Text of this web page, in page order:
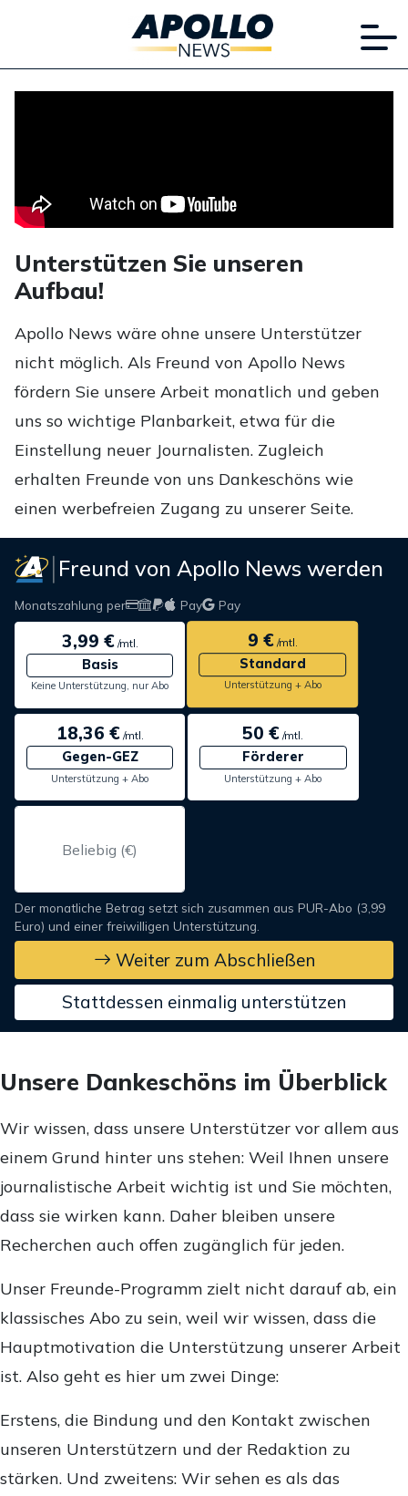
Unterstützen Sie unseren
Aufbau!
Apollo News wäre ohne unsere Unterstützer
nicht möglich. Als Freund von Apollo News
fördern Sie unsere Arbeit monatlich und geben
uns so wichtige Planbarkeit, etwa für die
Einstellung neuer Journalisten. Zugleich
erhalten Freunde von uns Dankeschöns wie
einen werbefreien Zugang zu unserer Seite.
Freund von Apollo News werden
Monatszahlung per Pay Pay
3,99 €/mtl.
Basis
Keine Unterstützung, nur Abo
9 €/mtl.
Standard
Unterstützung + Abo
18,36 €/mtl.
Gegen-GEZ
Unterstützung + Abo
50 € /mtl.
Förderer
Unterstützung + Abo
Der monatliche Betrag setzt sich zusammen aus PUR-Abo (3,99
Euro) und einer freiwilligen Unterstützung.
Weiter zum Abschließen
Stattdessen einmalig unterstützen
Unsere Dankeschöns im Überblick
Wir wissen, dass unsere Unterstützer vor allem aus
einem Grund hinter uns stehen: Weil Ihnen unsere
journalistische Arbeit wichtig ist und Sie möchten,
dass sie wirken kann. Daher bleiben unsere
Recherchen auch offen zugänglich für jeden.
Unser Freunde-Programm zielt nicht darauf ab, ein
klassisches Abo zu sein, weil wir wissen, dass die
Hauptmotivation die Unterstützung unserer Arbeit
ist. Also geht es hier um zwei Dinge:
Erstens, die Bindung und den Kontakt zwischen
unseren Unterstützern und der Redaktion zu
stärken. Und zweitens: Wir sehen es als das